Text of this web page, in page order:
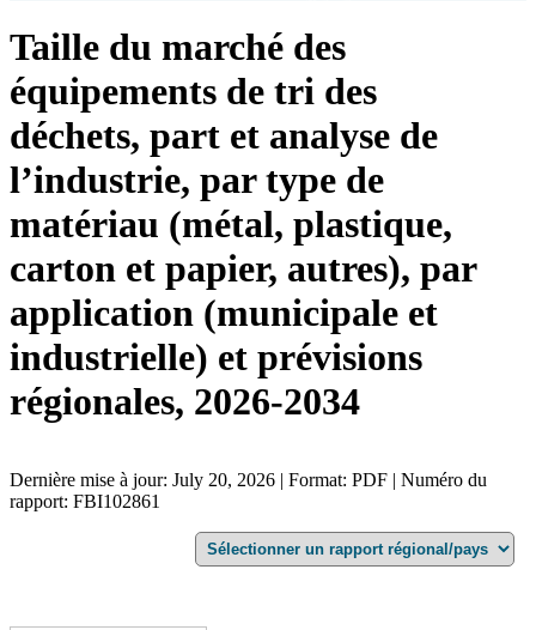
Taille du marché des
équipements de tri des
déchets, part et analyse de
l’industrie, par type de
matériau (métal, plastique,
carton et papier, autres), par
application (municipale et
industrielle) et prévisions
régionales, 2026-2034
Dernière mise à jour: July 20, 2026 | Format: PDF | Numéro du
rapport: FBI102861